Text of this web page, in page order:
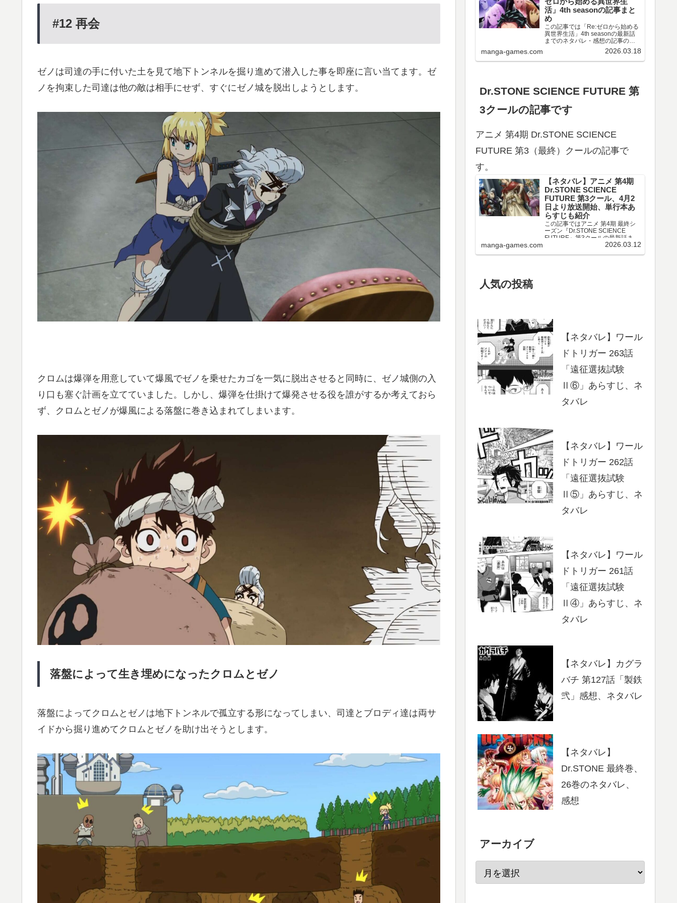
#12 再会
ゼノは司達の手に付いた土を見て地下トンネルを掘り進めて潜入した事を即座に言い当てます。ゼ
ノを拘束した司達は他の敵は相手にせず、すぐにゼノ城を脱出しようとします。
クロムは爆弾を用意していて爆風でゼノを乗せたカゴを一気に脱出させると同時に、ゼノ城側の入
り口も塞ぐ計画を立てていました。しかし、爆弾を仕掛けて爆発させる役を誰がするか考えておら
ず、クロムとゼノが爆風による落盤に巻き込まれてしまいます。
落盤によって生き埋めになったクロムとゼノ
落盤によってクロムとゼノは地下トンネルで孤立する形になってしまい、司達とブロディ達は両サ
イドから掘り進めてクロムとゼノを助け出そうとします。
ゼロから始める異世界生
活」4th seasonの記事まと
め
この記事では「Re:ゼロから始める
異世界生活」4th seasonの最新話
までのネタバレ・感想の記事のリ
ンクや、情報などをまとめていま
す。アニメ 「Re:ゼロから始める異
世界生活」4th season 第67～77話
manga-games.com 2026.03.18
Dr.STONE SCIENCE FUTURE 第
3クールの記事です
アニメ 第4期 Dr.STONE SCIENCE
FUTURE 第3（最終）クールの記事で
す。
【ネタバレ】アニメ 第4期
Dr.STONE SCIENCE
FUTURE 第3クール、4月2
日より放送開始、単行本あ
らすじも紹介
この記事ではアニメ 第4期 最終シ
ーズン『Dr.STONE SCIENCE
FUTURE』第3クールの最新話まで
のネタバレ・感想、さらに単行本
manga-games.com 2026.03.12
人気の投稿
【ネタバレ】ワール
ドトリガー 263話
「遠征選抜試験
Ⅱ⑥」あらすじ、ネ
タバレ
【ネタバレ】ワール
ドトリガー 262話
「遠征選抜試験
Ⅱ⑤」あらすじ、ネ
タバレ
【ネタバレ】ワール
ドトリガー 261話
「遠征選抜試験
Ⅱ④」あらすじ、ネ
タバレ
【ネタバレ】カグラ
バチ 第127話「製鉄
弐」感想、ネタバレ
【ネタバレ】
Dr.STONE 最終巻、
26巻のネタバレ、
感想
アーカイブ